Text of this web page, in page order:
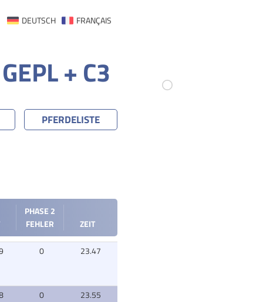
FRANÇAIS
DEUTSCH
+ C3
PFERDELISTE
PHASE 2
FEHLER
ZEIT
0 23.47
0 23.55